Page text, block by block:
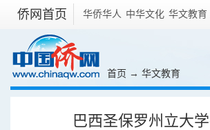
侨网首页 华侨华人 中华文化 华文教育
首页 → 华文教育
巴西圣保罗州立大